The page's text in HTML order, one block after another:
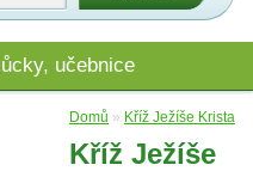
učebnice
Domů » Kříž Ježíše Krista
Kříž Ježíše